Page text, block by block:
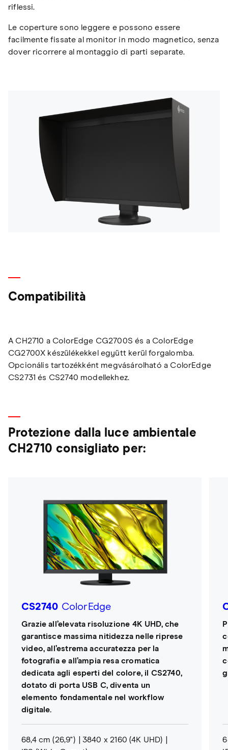
riflessi.
Le coperture sono leggere e possono essere
facilmente fissate al monitor in modo magnetico, senza
dover ricorrere al montaggio di parti separate.
Compatibilità
A CH2710 a ColorEdge CG2700S és a ColorEdge
CG2700X készülékekkel együtt kerül forgalomba.
Opcionális tartozékként megvásárolható a ColorEdge
CS2731 és CS2740 modellekhez.
Protezione dalla luce ambientale
CH2710 consigliato per:
CS2740 ColorEdge
Grazie all’elevata risoluzione 4K UHD, che
garantisce massima nitidezza nelle riprese
video, all’estrema accuratezza per la
fotografia e all’ampia resa cromatica
dedicata agli esperti del colore, il CS2740,
dotato di porta USB C, diventa un
elemento fondamentale nel workflow
digitale.
68,4 cm (26,9")
3840 x 2160 (4K UHD)